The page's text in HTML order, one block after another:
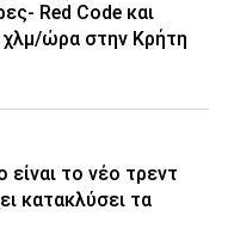
Red Code και
χλμ/ώρα στην Κρήτη
είναι το νέο τρεντ
κατακλύσει τα